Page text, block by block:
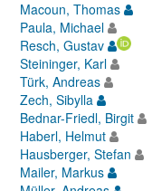
Macoun, Thomas
Paula, Michael
Resch, Gustav
Steininger, Karl
Türk, Andreas
Zech, Sibylla
Bednar-Friedl, Birgit
Haberl, Helmut
Hausberger, Stefan
Mailer, Markus